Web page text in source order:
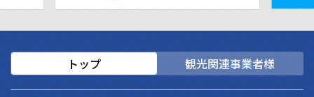
トップ 観光関連事業者様